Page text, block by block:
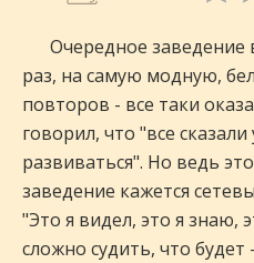
Очередное заведение
раз, на самую модную,
повторов - все таки
говорил, что "все
развиваться". Но ведь
заведение кажется
"Это я видел, это я знаю,
сложно судить, что